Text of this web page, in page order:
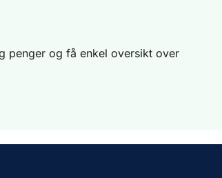
penger og få enkel oversikt over